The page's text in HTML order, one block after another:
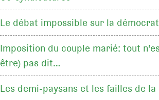
Le débat impossible sur la
Imposition du couple marié: tout
être) pas dit…
Les demi-paysans et les failles de la